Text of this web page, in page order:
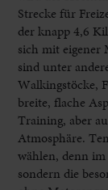
Strecke für
der knapp 4,6
sich mit eigener
sind unter
Walkingstöcke,
breite, flache
Training, aber
Atmosphäre.
wählen, denn
sondern die